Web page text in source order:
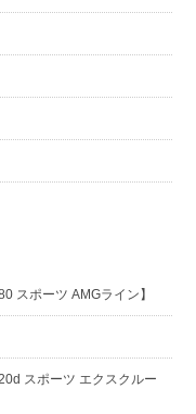
スポーツ AMGライン】
スポーツ エクスクルー